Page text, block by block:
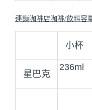
連鎖咖啡店咖啡/飲料容
小杯
星巴克
236ml